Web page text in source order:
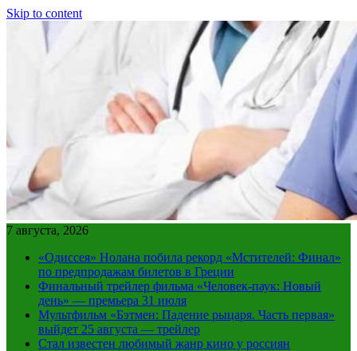
Skip to content
7 августа, 2026
«Одиссея» Нолана побила рекорд «Мстителей: Финал»
по предпродажам билетов в Греции
Финальный трейлер фильма «Человек-паук: Новый
день» — премьера 31 июля
Мультфильм «Бэтмен: Падение рыцаря. Часть первая»
выйдет 25 августа — трейлер
Стал известен любимый жанр кино у россиян